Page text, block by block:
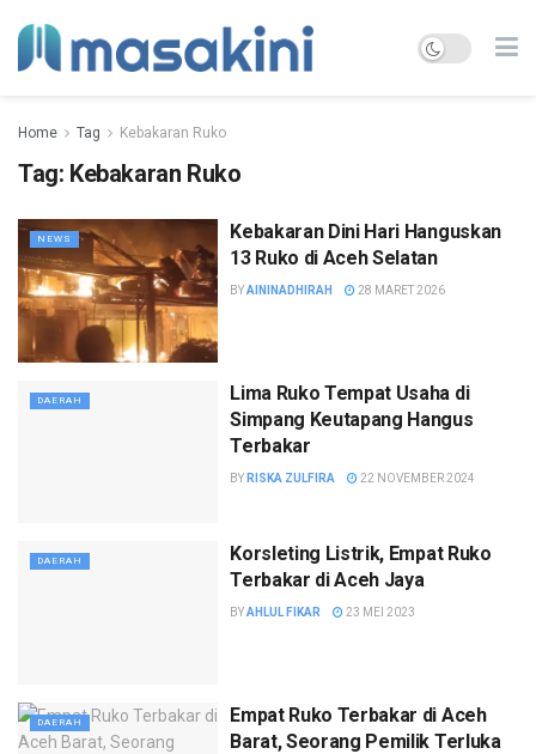
Home Tag Kebakaran Ruko
Tag: Kebakaran Ruko
NEWS
Kebakaran Dini Hari Hanguskan
13 Ruko di Aceh Selatan
BYAININADHIRAH 28 MARET 2026
DAERAH
Lima Ruko Tempat Usaha di
Simpang Keutapang Hangus
Terbakar
BY RISKA ZULFIRA 22 NOVEMBER 2024
DAERAH
Korsleting Listrik, Empat Ruko
Terbakar di Aceh Jaya
BYAHLUL FIKAR 23 MEI 2023
DAERAH
Empat Ruko Terbakar di Aceh
Barat, Seorang Pemilik Terluka